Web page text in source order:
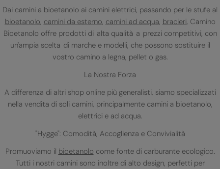
Dai camini a bioetanolo ai camini elettrici, passando per le stufe al
bioetanolo, camini da esterno, camini ad acqua, bracieri, Camino
Bioetanolo offre prodotti di alta qualità a prezzi competitivi, con
un'ampia scelta di marche e modelli, che possono sostituire il
vostro camino a legna, pellet o gas.
La Nostra Forza
A differenza di altri shop online più generalisti, siamo specializzati
nella vendita di soli camini, principalmente camini a bioetanolo,
elettrici e ad acqua.
"Hygge": Comodità, Accoglienza e Convivialità
Promuoviamo il bioetanolo come fonte di carburante ecologico.
Tutti i nostri camini sono inoltre di alto design, perfetti per